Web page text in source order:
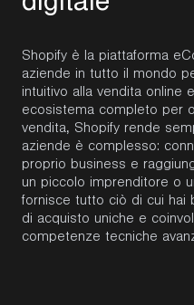
Shopify è la piattaforma
aziende in tutto il mondo
intuitivo alla vendita online
ecosistema completo per
vendita, Shopify rende
aziende è complesso:
proprio business e
un piccolo imprenditore o
fornisce tutto ciò di cui hai
di acquisto uniche e
competenze tecniche